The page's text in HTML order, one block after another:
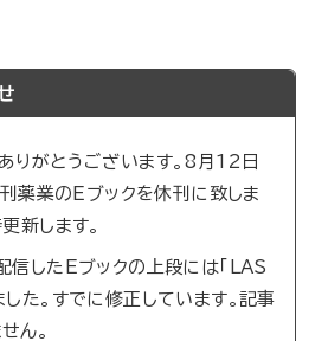
りがとうございます。8月12日
刊薬業のEブックを休刊に致しま
新します。
したEブックの上段には「LAS
た。すでに修正しています。記事
ん。